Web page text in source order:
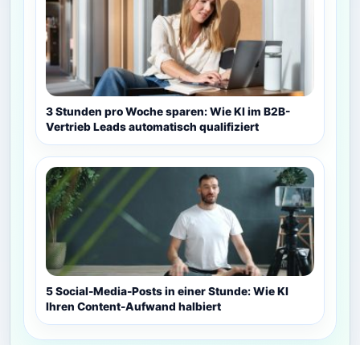
3 Stunden pro Woche sparen: Wie KI im B2B-
Vertrieb Leads automatisch qualifiziert
5 Social-Media-Posts in einer Stunde: Wie KI
Ihren Content-Aufwand halbiert